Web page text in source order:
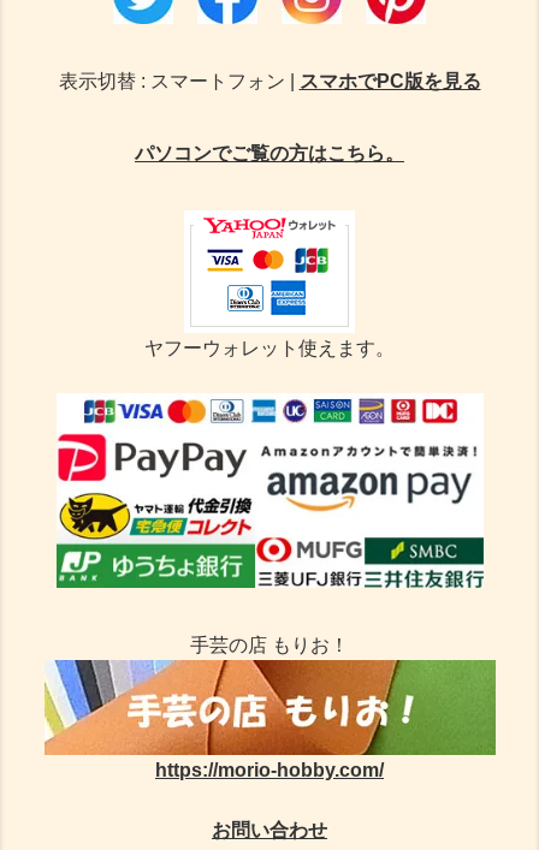
表示切替 : スマートフォン | スマホでPC版を見る
パソコンでご覧の方はこちら。
ヤフーウォレット使えます。
手芸の店 もりお！
https://morio-hobby.com/
お問い合わせ